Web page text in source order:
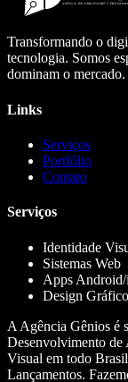
Transformando o
tecnologia. Somos
dominam o mercado.
Links
Serviços
Portfólio
Contato
Serviços
Identidade
Sistemas Web
Apps
Design Gráfico
A Agência Gênios é
Desenvolvimento de
Visual em todo
Lançamentos.